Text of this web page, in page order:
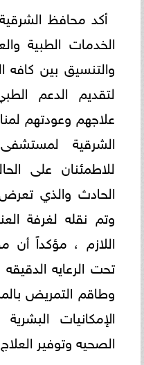
أكد محافظ
الخدمات الطبية
والتنسيق بين كافه
لتقديم الدعم
علاجهم وعودتهم
الشرقية
للاطمئنان على
الحادث والذي
وتم نقله لغرفة
اللازم ، مؤكداً أن
تحت الرعايه الدقيقه
وطاقم التمريض
الإمكانيات
الصحيه وتوفير